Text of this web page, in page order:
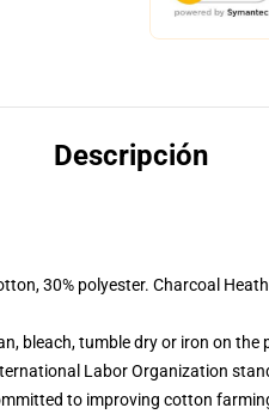
Descripción
30% polyester. Charcoal
bleach, tumble dry or iron on the
Labor Organization
to improving cotton